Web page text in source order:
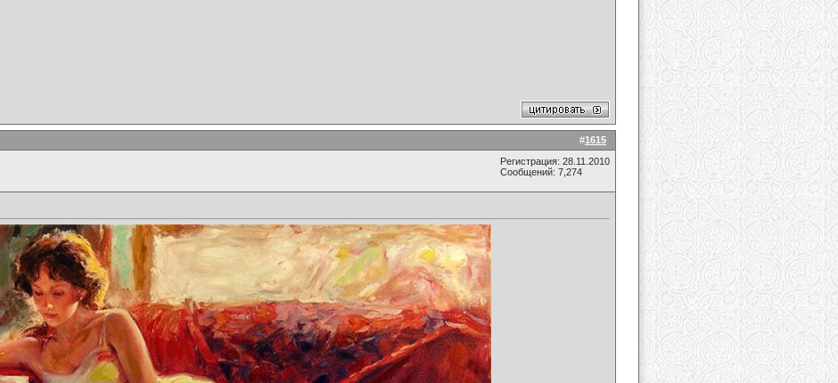
#1615
Регистрация: 28.11.2010
Сообщений: 7,274